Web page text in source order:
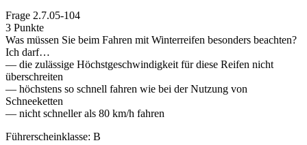
Frage 2.7.05-104
3 Punkte
Was müssen Sie beim Fahren mit Winterreifen besonders beachten?
Ich darf…
— die zulässige Höchstgeschwindigkeit für diese Reifen nicht
überschreiten
— höchstens so schnell fahren wie bei der Nutzung von
Schneeketten
— nicht schneller als 80 km/h fahren
Führerscheinklasse: B